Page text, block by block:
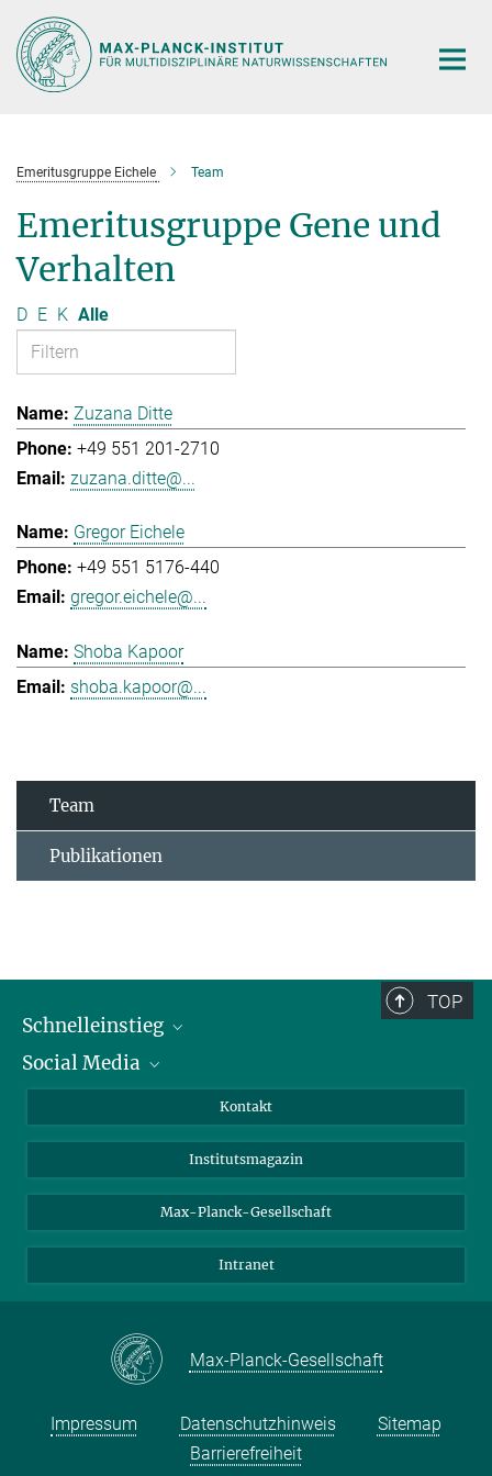
Hauptinhalt
Emeritusgruppe Eichele Team
Emeritusgruppe Gene und
Verhalten
D E K Alle
Zuzana Ditte
+49 551 201-2710
zuzana.ditte@...
Gregor Eichele
+49 551 5176-440
gregor.eichele@...
Shoba Kapoor
shoba.kapoor@...
Team
Publikationen
TOP
Schnelleinstieg
Alumni
Schulen
Studierende
Social Media
Facebook
YouTube
Kontakt
Institutsmagazin
Max-Planck-Gesellschaft
Intranet
Max-Planck-Gesellschaft
Impressum Datenschutzhinweis
Sitemap
Barrierefreiheit